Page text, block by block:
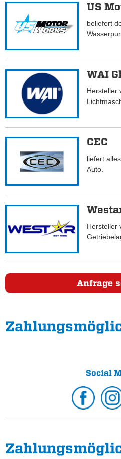
US
beliefert
WAI
Hersteller
CEC
liefert
Auto.
Hersteller
Anfrage
Social